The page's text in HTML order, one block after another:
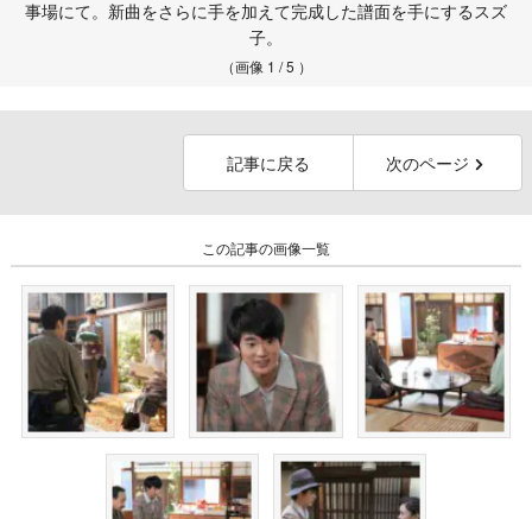
事場にて。新曲をさらに手を加えて完成した譜面を手にするスズ
子。
（画像 1 / 5 ）
記事に戻る 次のページ
この記事の画像一覧